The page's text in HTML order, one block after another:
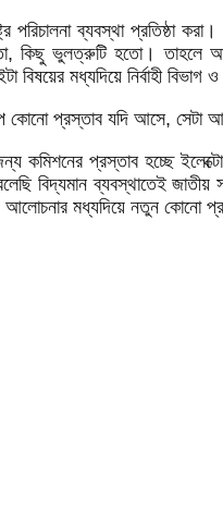
পরিচালনা ব্যবস্থা প্রতিষ্ঠা
ভুলত্রুটি হতো। তাহলে
মধ্যদিয়ে নির্বাহী বিভাগ ও
কোনো প্রস্তাব যদি আসে,
জন্য কমিশনের প্রস্তাব হচ্ছে
বিদ্যমান ব্যবস্থাতেই
আলোচনার মধ্যদিয়ে নতুন